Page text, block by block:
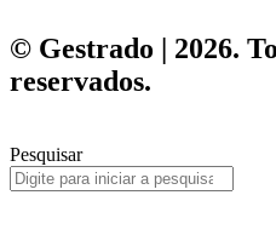
© Gestrado | 2026.
reservados.
Pesquisar